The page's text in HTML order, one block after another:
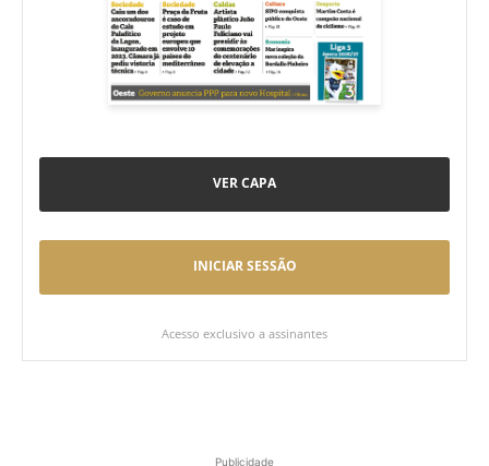
VER CAPA
INICIAR SESSÃO
Acesso exclusivo a assinantes
Publicidade